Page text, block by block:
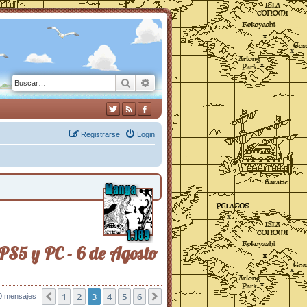
BuscarBúsqueda avanzada
Login
Registrarse
y PC - 6 de Agosto
mensajes Anterior
1 2 3 4 5 6 Siguiente